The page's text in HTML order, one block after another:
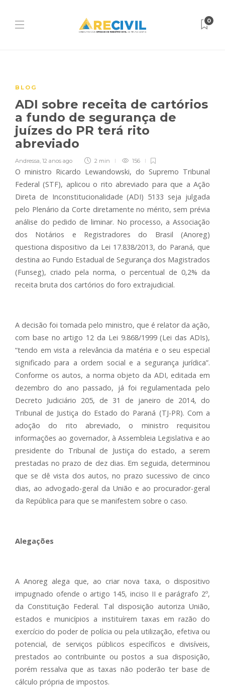
0
BLOG
ADI sobre receita de cartórios
a fundo de segurança de
juízes do PR terá rito
abreviado
Andressa, 12 anos ago 2 min 156
O ministro Ricardo Lewandowski, do Supremo Tribunal
Federal (STF), aplicou o rito abreviado para que a Ação
Direta de Inconstitucionalidade (ADI) 5133 seja julgada
pelo Plenário da Corte diretamente no mérito, sem prévia
análise do pedido de liminar. No processo, a Associação
dos Notários e Registradores do Brasil (Anoreg)
questiona dispositivo da Lei 17.838/2013, do Paraná, que
destina ao Fundo Estadual de Segurança dos Magistrados
(Funseg), criado pela norma, o percentual de 0,2% da
receita bruta dos cartórios do foro extrajudicial.
A decisão foi tomada pelo ministro, que é relator da ação,
com base no artigo 12 da Lei 9.868/1999 (Lei das ADIs),
“tendo em vista a relevância da matéria e o seu especial
significado para a ordem social e a segurança jurídica”.
Conforme os autos, a norma objeto da ADI, editada em
dezembro do ano passado, já foi regulamentada pelo
Decreto Judiciário 205, de 31 de janeiro de 2014, do
Tribunal de Justiça do Estado do Paraná (TJ-PR). Com a
adoção do rito abreviado, o ministro requisitou
informações ao governador, à Assembleia Legislativa e ao
presidente do Tribunal de Justiça do estado, a serem
prestadas no prazo de dez dias. Em seguida, determinou
que se dê vista dos autos, no prazo sucessivo de cinco
dias, ao advogado-geral da União e ao procurador-geral
da República para que se manifestem sobre o caso.
Alegações
A Anoreg alega que, ao criar nova taxa, o dispositivo
impugnado ofende o artigo 145, inciso II e parágrafo 2º,
da Constituição Federal. Tal disposição autoriza União,
estados e municípios a instituírem taxas em razão do
exercício do poder de polícia ou pela utilização, efetiva ou
potencial, de serviços públicos específicos e divisíveis,
prestados ao contribuinte ou postos a sua disposição,
porém ressalva que as taxas não poderão ter base de
cálculo própria de impostos.